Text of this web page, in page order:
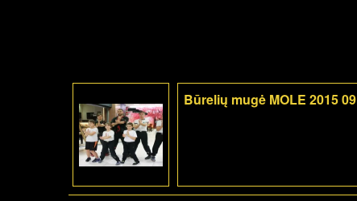
Būrelių mugė MOLE 2015 09